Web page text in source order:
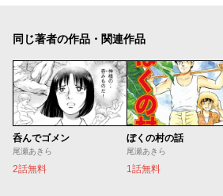
同じ著者の作品・関連作品
呑んでゴメン
尾瀬あきら
2話無料
ぼくの村の話
尾瀬あきら
1話無料